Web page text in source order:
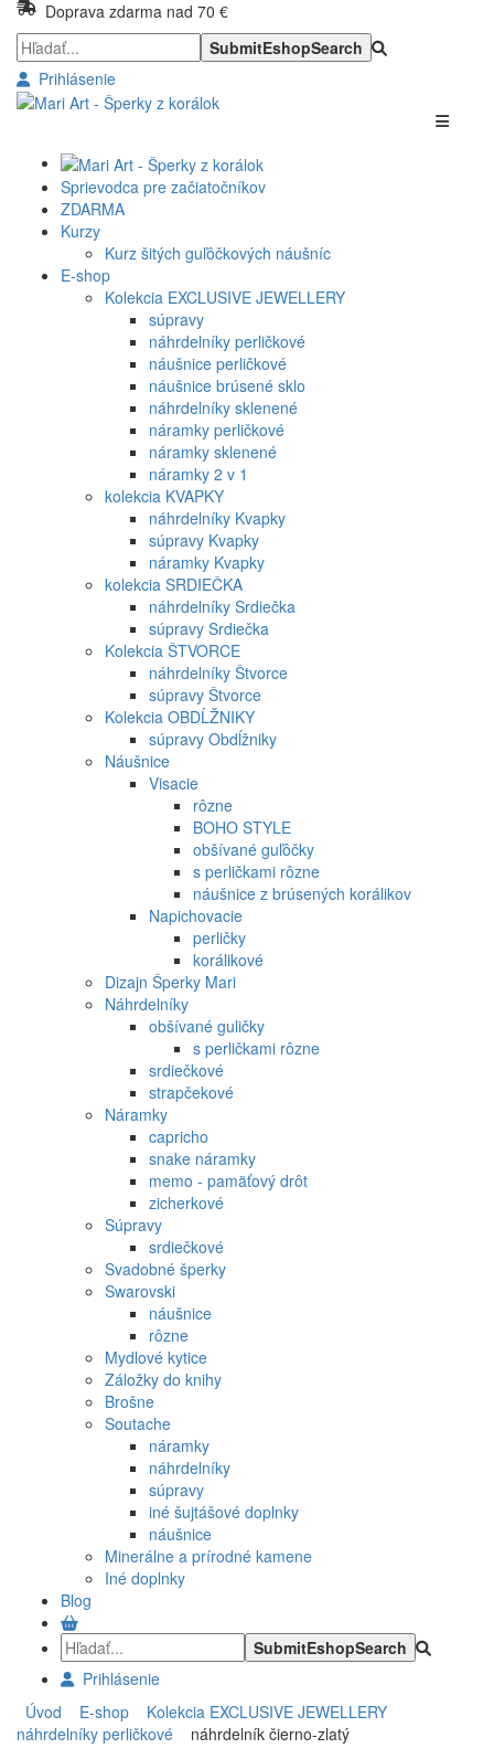
Doprava zdarma nad 70 €
Prihlásenie
Sprievodca pre začiatočníkov
ZDARMA
Kurzy
Kurz šitých guľôčkových náušníc
E-shop
Kolekcia EXCLUSIVE JEWELLERY
súpravy
náhrdelníky perličkové
náušnice perličkové
náušnice brúsené sklo
náhrdelníky sklenené
náramky perličkové
náramky sklenené
náramky 2 v 1
kolekcia KVAPKY
náhrdelníky Kvapky
súpravy Kvapky
náramky Kvapky
kolekcia SRDIEČKA
náhrdelníky Srdiečka
súpravy Srdiečka
Kolekcia ŠTVORCE
náhrdelníky Štvorce
súpravy Štvorce
Kolekcia OBDĹŽNIKY
súpravy Obdĺžniky
Náušnice
Visacie
rôzne
BOHO STYLE
obšívané guľôčky
s perličkami rôzne
náušnice z brúsených korálikov
Napichovacie
perličky
korálikové
Dizajn Šperky Mari
Náhrdelníky
obšívané guličky
s perličkami rôzne
srdiečkové
strapčekové
Náramky
capricho
snake náramky
memo - pamäťový drôt
zicherkové
Súpravy
srdiečkové
Svadobné šperky
Swarovski
náušnice
rôzne
Mydlové kytice
Záložky do knihy
Brošne
Soutache
náramky
náhrdelníky
súpravy
iné šujtášové doplnky
náušnice
Minerálne a prírodné kamene
Iné doplnky
Blog
Prihlásenie
Úvod
E-shop
Kolekcia EXCLUSIVE JEWELLERY
náhrdelníky perličkové
náhrdelník čierno-zlatý